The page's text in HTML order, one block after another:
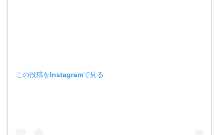
この投稿をInstagramで見る